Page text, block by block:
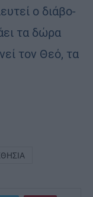
ο διά­βο­
τα δώρα
τον Θεό, τα